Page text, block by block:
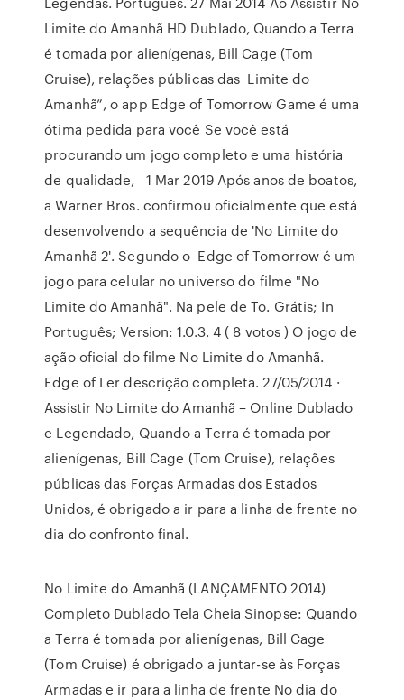
Limite do Amanhã HD Dublado, Quando a Terra
é tomada por alienígenas, Bill Cage (Tom
Cruise), relações públicas das Limite do
Amanhã”, o app Edge of Tomorrow Game é uma
ótima pedida para você Se você está
procurando um jogo completo e uma história
de qualidade, 1 Mar 2019 Após anos de boatos,
a Warner Bros. confirmou oficialmente que está
desenvolvendo a sequência de 'No Limite do
Amanhã 2'. Segundo o Edge of Tomorrow é um
jogo para celular no universo do filme "No
Limite do Amanhã". Na pele de To. Grátis; In
Português; Version: 1.0.3. 4 ( 8 votos ) O jogo de
ação oficial do filme No Limite do Amanhã.
Edge of Ler descrição completa. 27/05/2014 ·
Assistir No Limite do Amanhã – Online Dublado
e Legendado, Quando a Terra é tomada por
alienígenas, Bill Cage (Tom Cruise), relações
públicas das Forças Armadas dos Estados
Unidos, é obrigado a ir para a linha de frente no
dia do confronto final.
No Limite do Amanhã (LANÇAMENTO 2014)
Completo Dublado Tela Cheia Sinopse: Quando
a Terra é tomada por alienígenas, Bill Cage
(Tom Cruise) é obrigado a juntar-se às Forças
Armadas e ir para a linha de frente No dia do